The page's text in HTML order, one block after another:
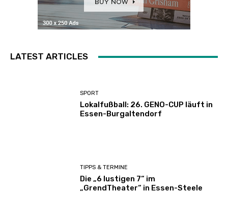
LATEST ARTICLES
SPORT
Lokalfußball: 26. GENO-CUP läuft in
Essen-Burgaltendorf
TIPPS & TERMINE
Die „6 lustigen 7“ im
„GrendTheater“ in Essen-Steele